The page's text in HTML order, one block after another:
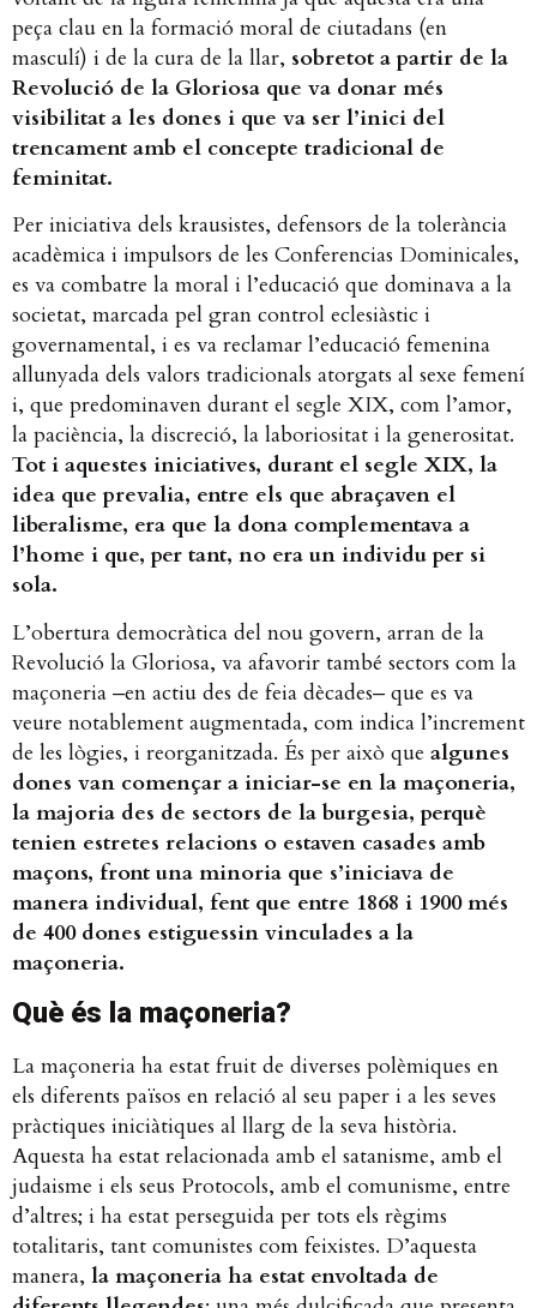
peça clau en la formació moral de ciutadans (en
masculí) i de la cura de la llar, sobretot a partir de la
Revolució de la Gloriosa que va donar més
visibilitat a les dones i que va ser l’inici del
trencament amb el concepte tradicional de
feminitat.
Per iniciativa dels krausistes, defensors de la tolerància
acadèmica i impulsors de les Conferencias Dominicales,
es va combatre la moral i l’educació que dominava a la
societat, marcada pel gran control eclesiàstic i
governamental, i es va reclamar l’educació femenina
allunyada dels valors tradicionals atorgats al sexe femení
i, que predominaven durant el segle XIX, com l’amor,
la paciència, la discreció, la laboriositat i la generositat.
Tot i aquestes iniciatives, durant el segle XIX, la
idea que prevalia, entre els que abraçaven el
liberalisme, era que la dona complementava a
l’home i que, per tant, no era un individu per si
sola.
L’obertura democràtica del nou govern, arran de la
Revolució la Gloriosa, va afavorir també sectors com la
maçoneria ‒en actiu des de feia dècades‒ que es va
veure notablement augmentada, com indica l’increment
de les lògies, i reorganitzada. És per això que algunes
dones van començar a iniciar-se en la maçoneria,
la majoria des de sectors de la burgesia, perquè
tenien estretes relacions o estaven casades amb
maçons, front una minoria que s’iniciava de
manera individual, fent que entre 1868 i 1900 més
de 400 dones estiguessin vinculades a la
maçoneria.
Què és la maçoneria?
La maçoneria ha estat fruit de diverses polèmiques en
els diferents països en relació al seu paper i a les seves
pràctiques iniciàtiques al llarg de la seva història.
Aquesta ha estat relacionada amb el satanisme, amb el
judaisme i els seus Protocols, amb el comunisme, entre
d’altres; i ha estat perseguida per tots els règims
totalitaris, tant comunistes com feixistes. D’aquesta
manera, la maçoneria ha estat envoltada de